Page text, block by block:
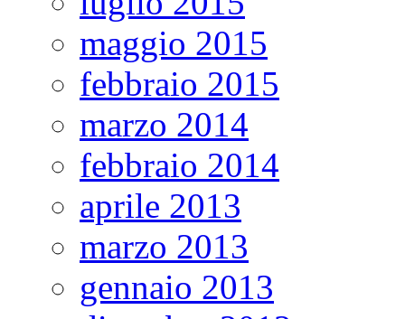
maggio 2015
febbraio 2015
marzo 2014
febbraio 2014
aprile 2013
marzo 2013
gennaio 2013